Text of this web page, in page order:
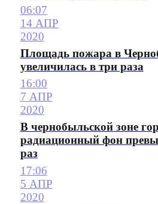
06:07
14 АПР
2020
Площадь пожара в
увеличилась в три раза
16:00
7 АПР
2020
В чернобыльской зоне
радиационный фон
раз
17:06
5 АПР
2020